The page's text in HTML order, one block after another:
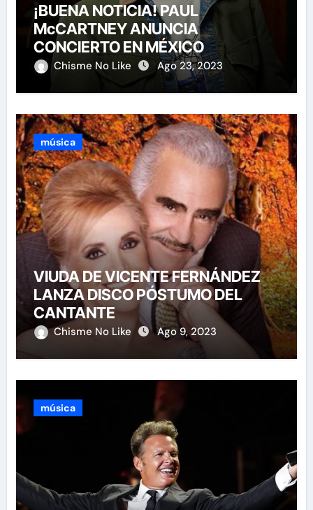
¡BUENA NOTICIA! PAUL
McCARTNEY ANUNCIA
CONCIERTO EN MÉXICO
Chisme No Like Ago 23, 2023
música
VIUDA DE VICENTE FERNÁNDEZ
LANZA DISCO PÓSTUMO DEL
CANTANTE
Chisme No Like Ago 9, 2023
música